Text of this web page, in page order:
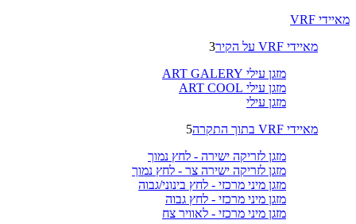
מאיידי VRF
מאיידי VRF על הקיר
3
מזגן עילי ART GALERY
מזגן עילי ART COOL
מזגן עילי
מאיידי VRF בתוך התקרה
5
מזגן לזריקה ישירה - לחץ נמוך
מזגן לזריקה ישירה צר - לחץ נמוך
מזגן מיני מרכזי - לחץ בינוני/גבוה
מזגן מיני מרכזי - לחץ גבוה
מזגן מיני מרכזי - לאוויר צח